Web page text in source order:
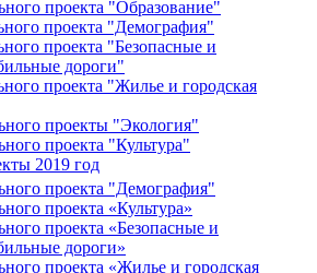
проекта "Образование"
проекта "Демография"
проекта "Безопасные и
дороги"
проекта "Жилье и городская
проекты "Экология"
проекта "Культура"
2019 год
проекта "Демография"
проекта «Культура»
проекта «Безопасные и
дороги»
проекта «Жилье и городская